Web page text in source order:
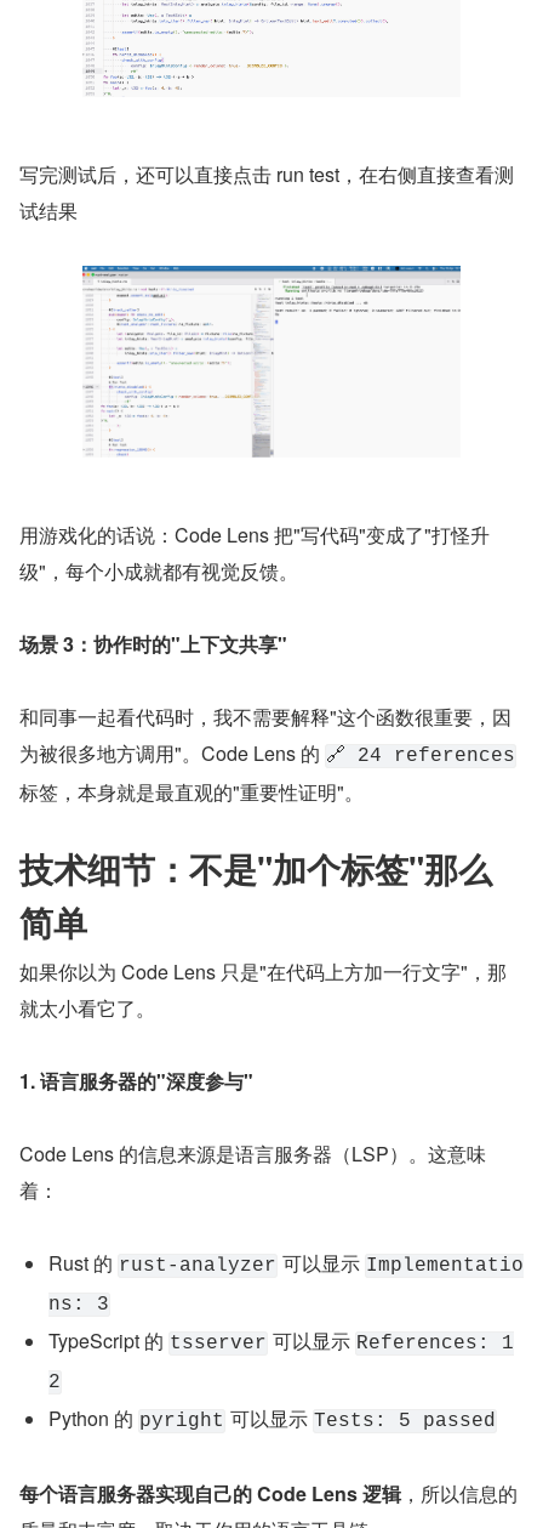
写完测试后，还可以直接点击 run test，在右侧直接查看测
试结果
用游戏化的话说：Code Lens 把"写代码"变成了"打怪升
级"，每个小成就都有视觉反馈。
场景 3：协作时的"上下文共享"
和同事一起看代码时，我不需要解释"这个函数很重要，因
为被很多地方调用"。Code Lens 的 🔗 24 references
标签，本身就是最直观的"重要性证明"。
技术细节：不是"加个标签"那么
简单
如果你以为 Code Lens 只是"在代码上方加一行文字"，那
就太小看它了。
1. 语言服务器的"深度参与"
Code Lens 的信息来源是语言服务器（LSP）。这意味
着：
Rust 的 rust-analyzer 可以显示 Implementatio
ns: 3
TypeScript 的 tsserver 可以显示 References: 1
2
Python 的 pyright 可以显示 Tests: 5 passed
每个语言服务器实现自己的 Code Lens 逻辑，所以信息的